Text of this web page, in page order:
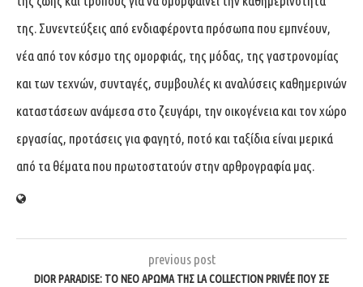
της. Συνεντεύξεις από ενδιαφέροντα πρόσωπα που εμπνέουν,
νέα από τον κόσμο της ομορφιάς, της μόδας, της γαστρονομίας
και των τεχνών, συνταγές, συμβουλές κι αναλύσεις καθημερινών
καταστάσεων ανάμεσα στο ζευγάρι, την οικογένεια και τον χώρο
εργασίας, προτάσεις για φαγητό, ποτό και ταξίδια είναι μερικά
από τα θέματα που πρωτοστατούν στην αρθρογραφία μας.
previous post
DIOR PARADISE: ΤΟ ΝΈΟ ΆΡΩΜΑ ΤΗΣ LA COLLECTION PRIVÉE ΠΟΥ ΣΕ